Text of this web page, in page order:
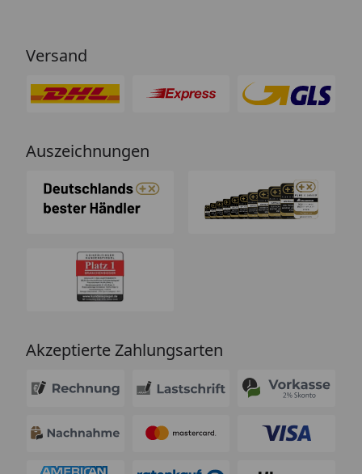
Versand
Auszeichnungen
Akzeptierte Zahlungsarten